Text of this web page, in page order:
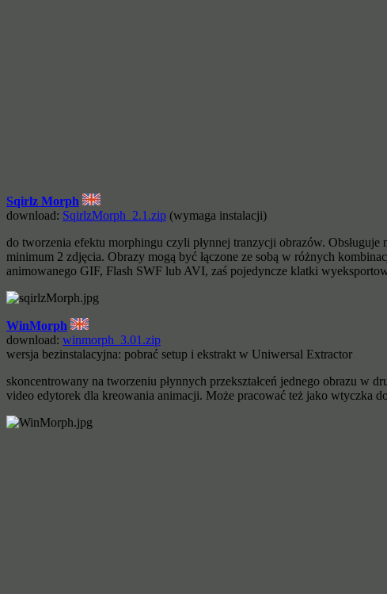
Sqirlz Morph
download: SqirlzMorph_2.1.zip (wymaga instalacji)
do tworzenia efektu morphingu czyli płynnej tranzycji obrazów.
minimum 2 zdjęcia. Obrazy mogą być łączone ze sobą w różnych
animowanego GIF, Flash SWF lub AVI, zaś pojedyncze klatki
WinMorph
download: winmorph_3.01.zip
wersja bezinstalacyjna: pobrać setup i ekstrakt w Uniwersal Extractor
skoncentrowany na tworzeniu płynnych przekształceń jednego obrazu w
video edytorek dla kreowania animacji. Może pracować też jako wtyczka